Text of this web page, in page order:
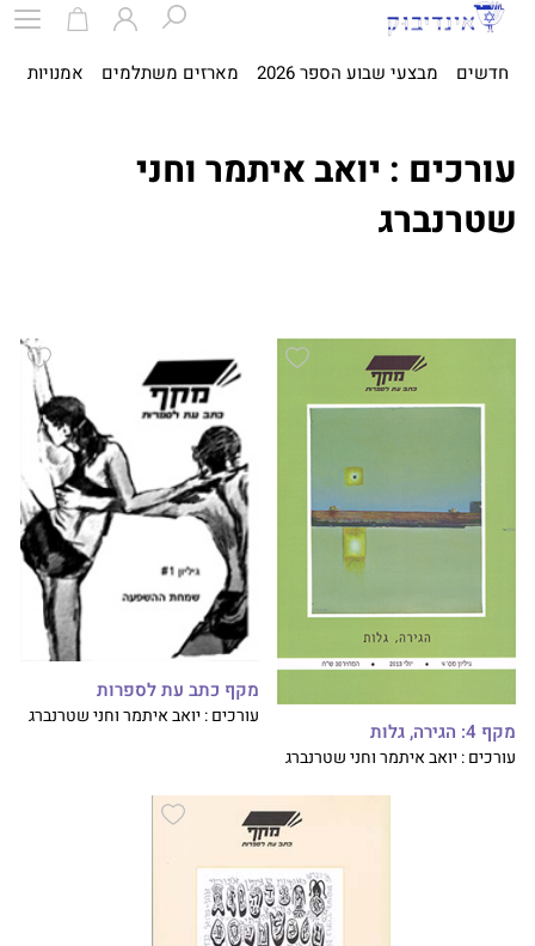
חדשים מבצעי שבוע הספר 2026 מארזים משתלמים אמנויות
עורכים : יואב איתמר וחני
שטרנברג
מקף 4: הגירה, גלות
עורכים : יואב איתמר וחני שטרנברג
מקף כתב עת לספרות
עורכים : יואב איתמר וחני שטרנברג